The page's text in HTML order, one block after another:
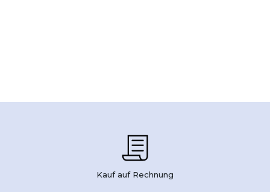
Kauf auf Rechnung